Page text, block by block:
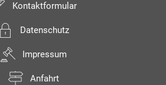
Kontaktformular
Datenschutz
Impressum
Anfahrt